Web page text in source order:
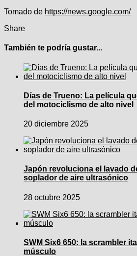
Tomado de https://news.google.com/
Share
También te podría gustar...
Días de Trueno: La película
del motociclismo de alto nivel
20 diciembre 2025
Japón revoluciona el lavado
soplador de aire ultrasónico
28 octubre 2025
SWM Six6 650: la scrambler
músculo